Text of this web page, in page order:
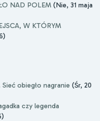
NAD POLEM (Nie, 31 maja
W KTÓRYM
obiegło nagranie (Śr, 20
czy legenda